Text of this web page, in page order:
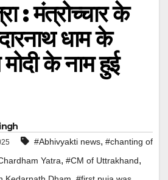
: मंत्रोच्चार के
धाम के
के नाम हुई
#Abhivyakti news, #chanting of
Yatra, #CM of Uttrakhand,